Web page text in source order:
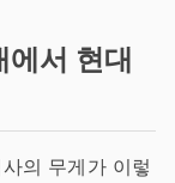
서 현대
의 무게가 이렇